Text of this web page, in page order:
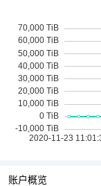
账户概览